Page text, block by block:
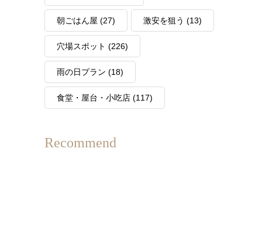
朝ごはん屋 (27) 激安を狙う (13)
穴場スポット (226)
雨の日プラン (18)
食堂・屋台・小吃店 (117)
Recommend